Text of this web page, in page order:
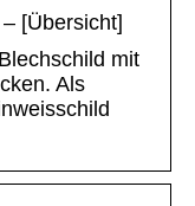
[Übersicht]
mit
Als